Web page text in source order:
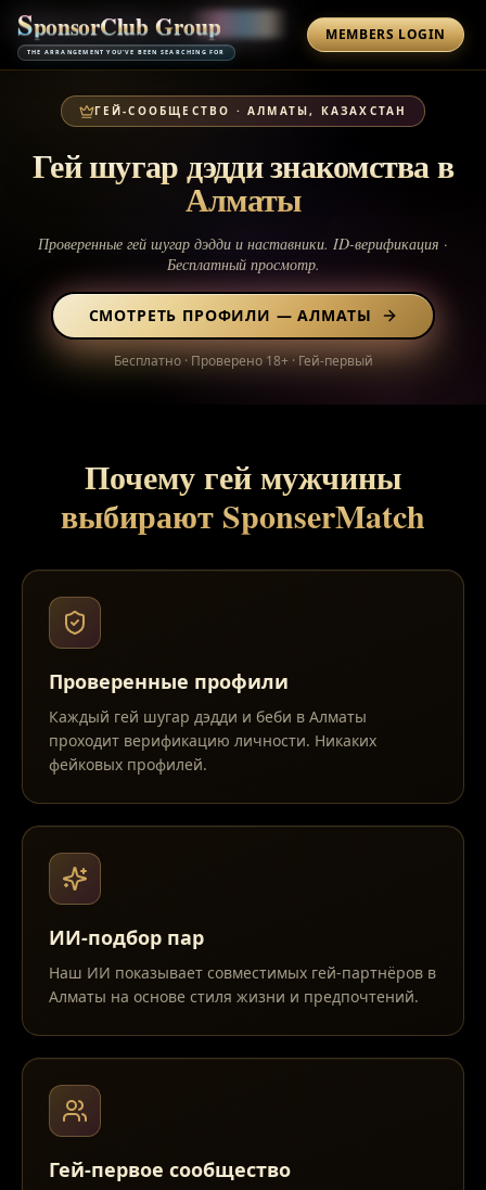
SponsorClub Group
THE ARRANGEMENT YOU'VE BEEN SEARCHING FOR
MEMBERS LOGIN
ГЕЙ-СООБЩЕСТВО · АЛМАТЫ, КАЗАХСТАН
Гей шугар дэдди знакомства в
Алматы
Проверенные гей шугар дэдди и наставники. ID-верификация ·
Бесплатный просмотр.
СМОТРЕТЬ ПРОФИЛИ —АЛМАТЫ
Бесплатно · Проверено 18+ · Гей-первый
Почему гей мужчины
выбирают SponserMatch
Проверенные профили
Каждый гей шугар дэдди и беби в Алматы
проходит верификацию личности. Никаких
фейковых профилей.
ИИ-подбор пар
Наш ИИ показывает совместимых гей-партнёров в
Алматы на основе стиля жизни и предпочтений.
Гей-первое сообщество